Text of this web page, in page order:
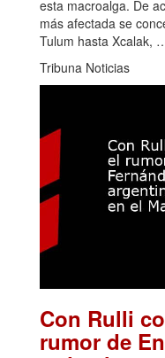
esta macroalga. De
más afectada se
Tulum hasta Xcalak,
Tribuna Noticias
Con Rulli
rumor de